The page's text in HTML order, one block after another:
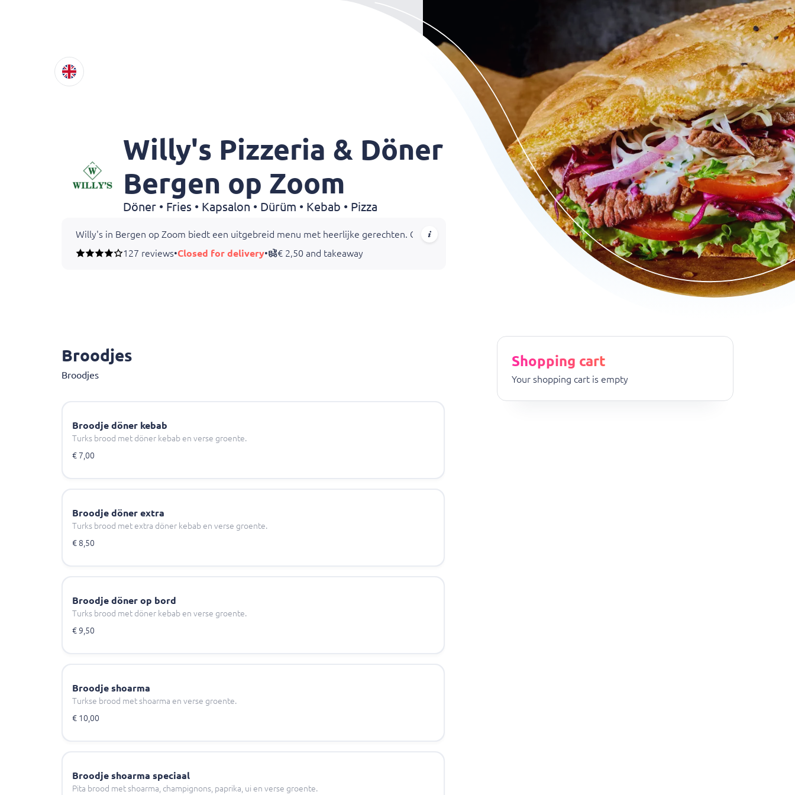
Willy's Pizzeria & Döner
Bergen op Zoom
Döner • Fries • Kapsalon • Dürüm • Kebab • Pizza
Willy's in Bergen op Zoom biedt een uitgebreid menu met heerlijke gerechten. Geniet van traditionele Turkse broodjes, smakelijke salades, verrukkelijke pizza's en
127 reviews•Closed for delivery• € 2,50 and takeaway
Broodjes
Broodjes
Broodje döner kebab
Turks brood met döner kebab en verse groente.
€ 7,00
Broodje döner extra
Turks brood met extra döner kebab en verse groente.
€ 8,50
Broodje döner op bord
Turks brood met döner kebab en verse groente.
€ 9,50
Broodje shoarma
Turkse brood met shoarma en verse groente.
€ 10,00
Broodje shoarma speciaal
Pita brood met shoarma, champignons, paprika, ui en verse groente.
Shopping cart
Your shopping cart is empty